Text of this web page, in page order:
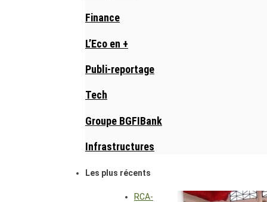
Finance
L’Eco en +
Publi-reportage
Tech
Groupe BGFIBank
Infrastructures
Les plus récents
RCA-